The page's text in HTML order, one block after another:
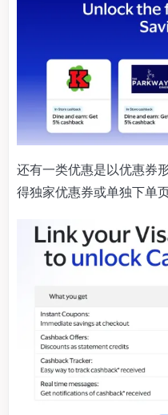
还有一类优惠是以优惠券
得独家优惠券或单独下单